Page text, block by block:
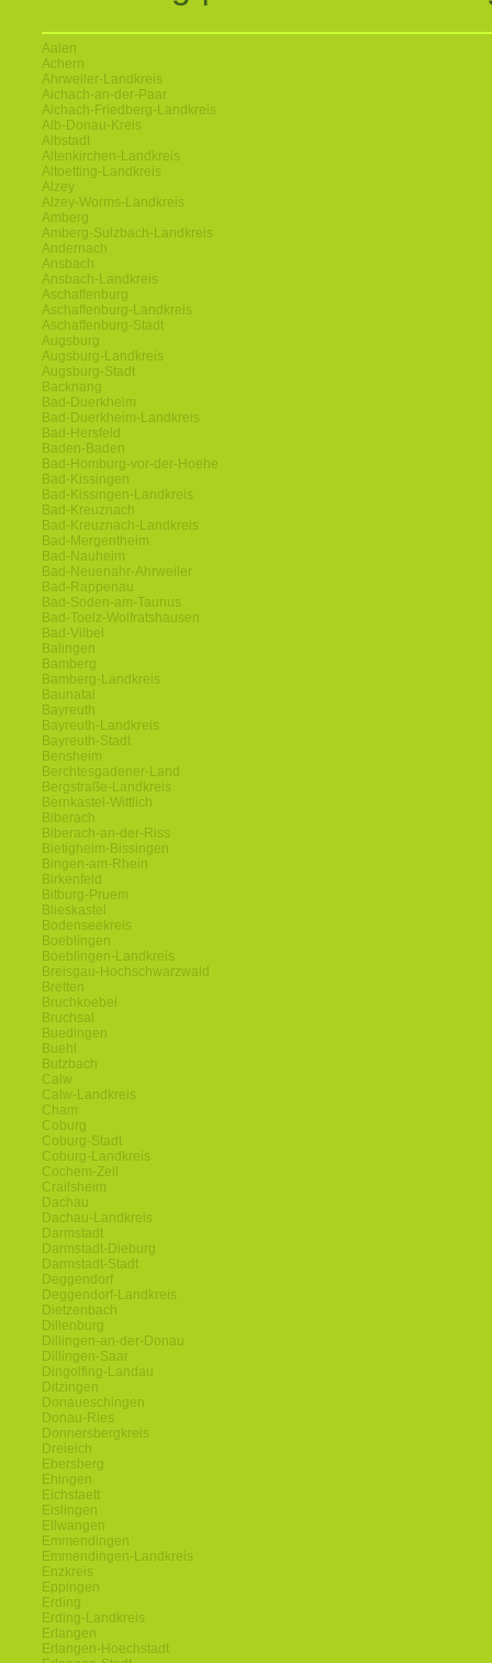
Aalen
Achern
Ahrweiler-Landkreis
Aichach-an-der-Paar
Aichach-Friedberg-Landkreis
Alb-Donau-Kreis
Albstadt
Altenkirchen-Landkreis
Altoetting-Landkreis
Alzey
Alzey-Worms-Landkreis
Amberg
Amberg-Sulzbach-Landkreis
Andernach
Ansbach
Ansbach-Landkreis
Aschaffenburg
Aschaffenburg-Landkreis
Aschaffenburg-Stadt
Augsburg
Augsburg-Landkreis
Augsburg-Stadt
Backnang
Bad-Duerkheim
Bad-Duerkheim-Landkreis
Bad-Hersfeld
Baden-Baden
Bad-Homburg-vor-der-Hoehe
Bad-Kissingen
Bad-Kissingen-Landkreis
Bad-Kreuznach
Bad-Kreuznach-Landkreis
Bad-Mergentheim
Bad-Nauheim
Bad-Neuenahr-Ahrweiler
Bad-Rappenau
Bad-Soden-am-Taunus
Bad-Toelz-Wolfratshausen
Bad-Vilbel
Balingen
Bamberg
Bamberg-Landkreis
Baunatal
Bayreuth
Bayreuth-Landkreis
Bayreuth-Stadt
Bensheim
Berchtesgadener-Land
Bergstraße-Landkreis
Bernkastel-Wittlich
Biberach
Biberach-an-der-Riss
Bietigheim-Bissingen
Bingen-am-Rhein
Birkenfeld
Bitburg-Pruem
Blieskastel
Bodenseekreis
Boeblingen
Boeblingen-Landkreis
Breisgau-Hochschwarzwald
Bretten
Bruchkoebel
Bruchsal
Buedingen
Buehl
Butzbach
Calw
Calw-Landkreis
Cham
Coburg
Coburg-Stadt
Coburg-Landkreis
Cochem-Zell
Crailsheim
Dachau
Dachau-Landkreis
Darmstadt
Darmstadt-Dieburg
Darmstadt-Stadt
Deggendorf
Deggendorf-Landkreis
Dietzenbach
Dillenburg
Dillingen-an-der-Donau
Dillingen-Saar
Dingolfing-Landau
Ditzingen
Donaueschingen
Donau-Ries
Donnersbergkreis
Dreieich
Ebersberg
Ehingen
Eichstaett
Eislingen
Ellwangen
Emmendingen
Emmendingen-Landkreis
Enzkreis
Eppingen
Erding
Erding-Landkreis
Erlangen
Erlangen-Hoechstadt